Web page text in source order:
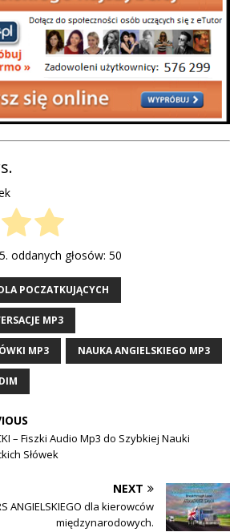
oddanych głosów: 50
POCZATKUJĄCYCH
MP3
MP3 NAUKA ANGIELSKIEGO MP3
– Fiszki Audio Mp3 do Szybkiej Nauki
Słówek
NEXT
ANGIELSKIEGO dla kierowców
międzynarodowych.